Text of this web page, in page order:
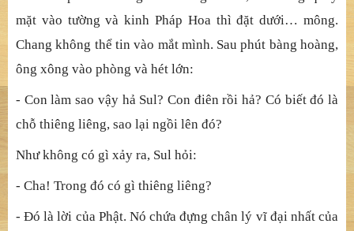
làng với tốc độ chóng mặt. Cha Sul cảm thấy lo lắng và
quyết định theo dõi con gái qua lỗ khóa cửa, để xem cô
làm gì khi ở một mình trong phòng.
Ông thấy bức tranh của Bồ-tát Kwan Shi Yin Pusal vẫn ở
trên tường. Dưới nữa là bàn thờ, nơi mà kinh Pháp Hoa
kinh Pháp Hoa không có. Phía góc nhà, Sul đang quay
mặt vào tường và kinh Pháp Hoa thì đặt dưới… mông.
Chang không thể tin vào mắt mình. Sau phút bàng hoàng,